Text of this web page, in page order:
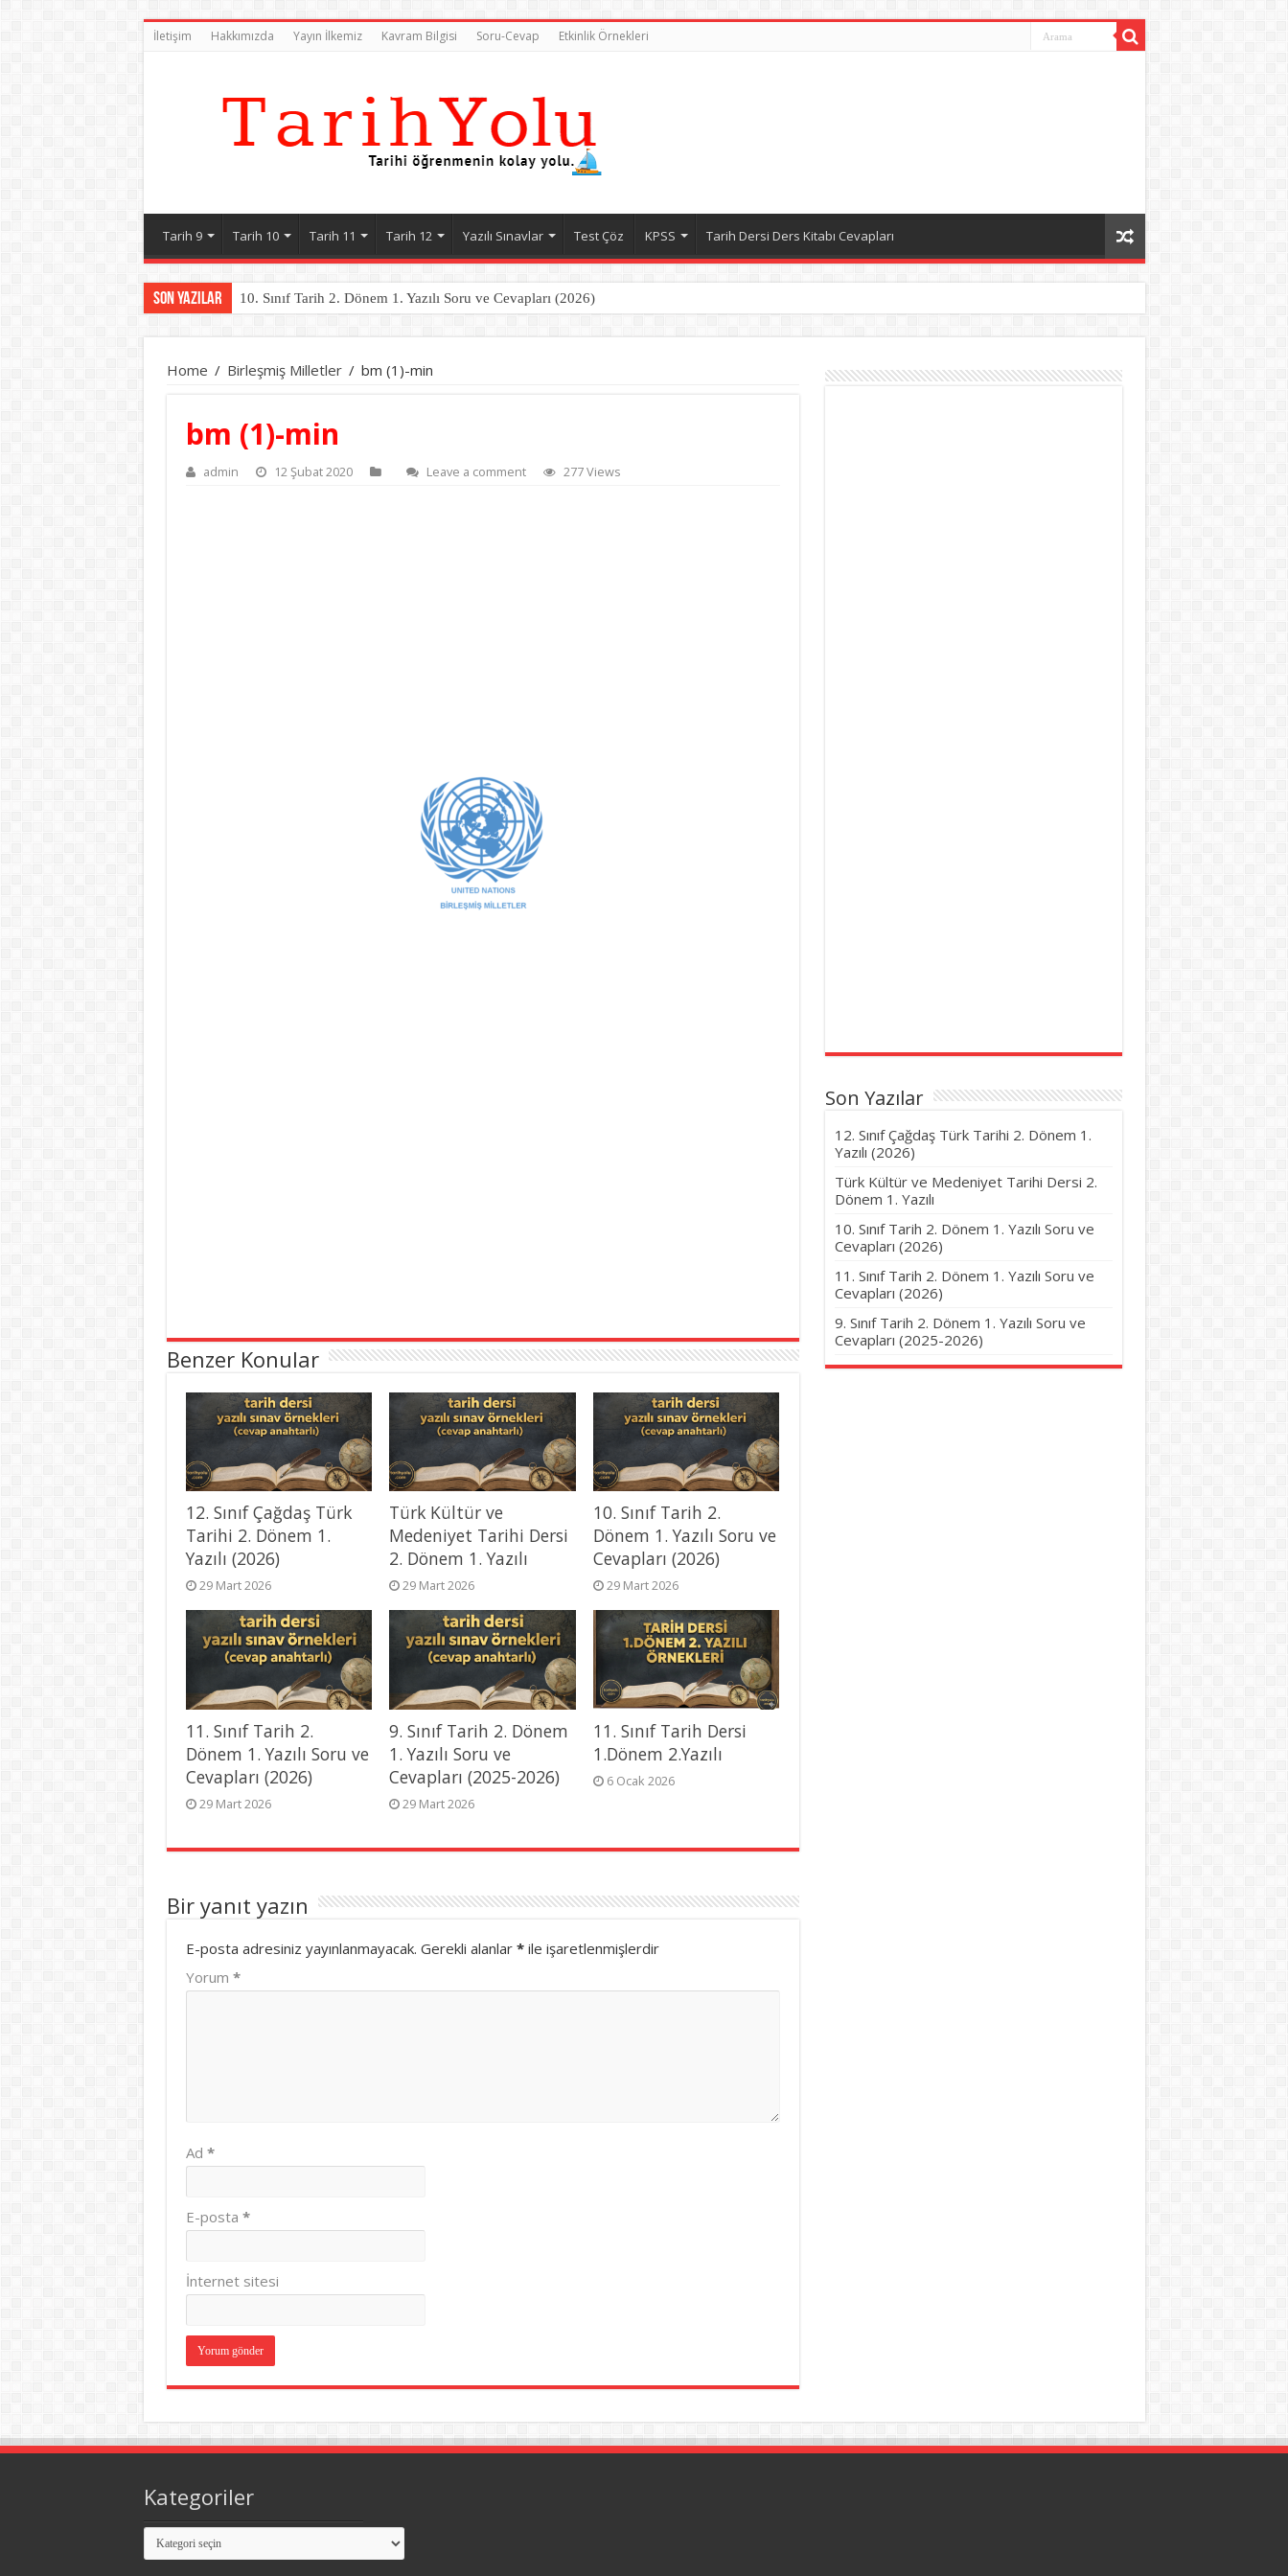
İletişim Hakkımızda Yayın İlkemiz Kavram Bilgisi Soru-Cevap Etkinlik Örnekleri
Tarih 9 Tarih 10 Tarih 11 Tarih 12 Yazılı Sınavlar Test Çöz KPSS Tarih Dersi Ders Kitabı Cevapları
Son Yazılar 10. Sınıf Tarih 2. Dönem 1. Yazılı Soru ve Cevapları (2026)
Home / Birleşmiş Milletler / bm (1)-min
bm (1)-min
admin 12 Şubat 2020 Leave a comment 277 Views
Benzer Konular
12. Sınıf Çağdaş Türk
Tarihi 2. Dönem 1.
Yazılı (2026)
29 Mart 2026
Türk Kültür ve
Medeniyet Tarihi Dersi
2. Dönem 1. Yazılı
29 Mart 2026
10. Sınıf Tarih 2.
Dönem 1. Yazılı Soru ve
Cevapları (2026)
29 Mart 2026
11. Sınıf Tarih 2.
Dönem 1. Yazılı Soru ve
Cevapları (2026)
29 Mart 2026
9. Sınıf Tarih 2. Dönem
1. Yazılı Soru ve
Cevapları (2025-2026)
29 Mart 2026
11. Sınıf Tarih Dersi
1.Dönem 2.Yazılı
6 Ocak 2026
Bir yanıt yazın
E-posta adresiniz yayınlanmayacak. Gerekli alanlar *ile işaretlenmişlerdir
Yorum *
Ad *
E-posta *
İnternet sitesi
Son Yazılar
12. Sınıf Çağdaş Türk Tarihi 2. Dönem 1.
Yazılı (2026)
Türk Kültür ve Medeniyet Tarihi Dersi 2.
Dönem 1. Yazılı
10. Sınıf Tarih 2. Dönem 1. Yazılı Soru ve
Cevapları (2026)
11. Sınıf Tarih 2. Dönem 1. Yazılı Soru ve
Cevapları (2026)
9. Sınıf Tarih 2. Dönem 1. Yazılı Soru ve
Cevapları (2025-2026)
Kategoriler
Kategoriler